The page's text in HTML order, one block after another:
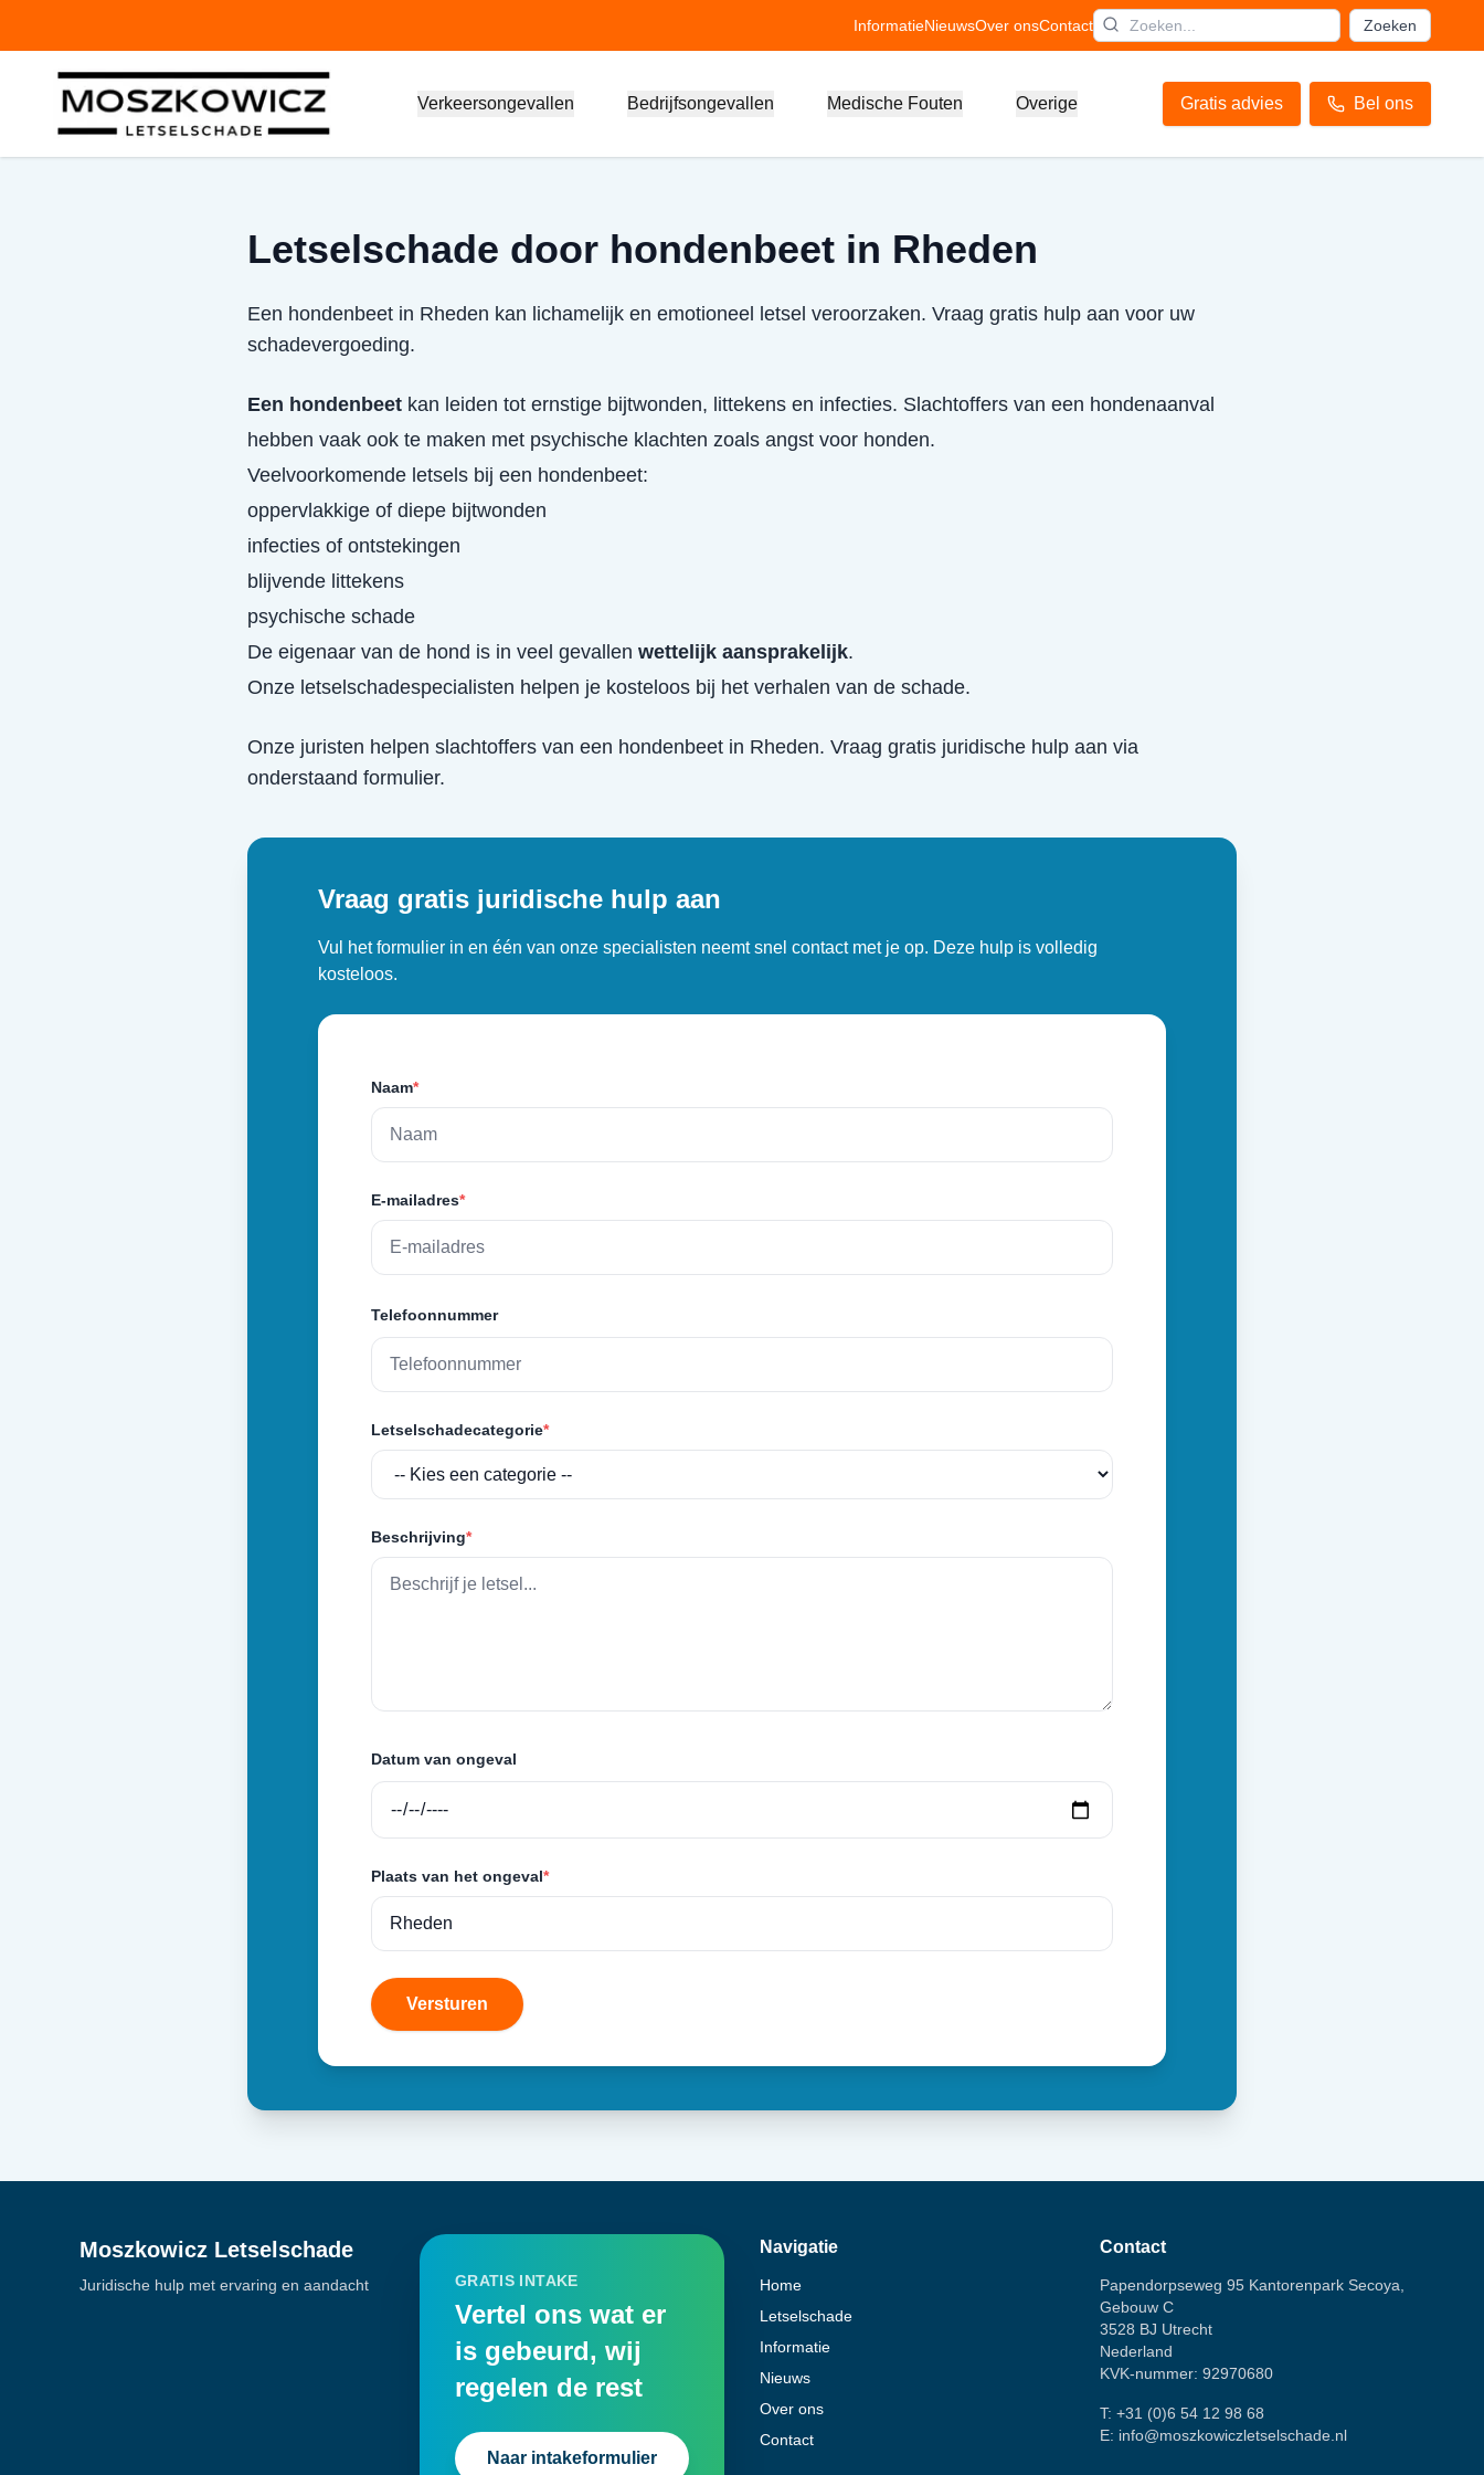
InformatieNieuwsOver onsContact Zoeken
Verkeersongevallen Bedrijfsongevallen Medische Fouten Overige Gratis advies Bel ons
Letselschade door hondenbeet in Rheden
Een hondenbeet in Rheden kan lichamelijk en emotioneel letsel veroorzaken. Vraag gratis hulp aan voor uw
schadevergoeding.
Een hondenbeet kan leiden tot ernstige bijtwonden, littekens en infecties. Slachtoffers van een hondenaanval
hebben vaak ook te maken met psychische klachten zoals angst voor honden.
Veelvoorkomende letsels bij een hondenbeet:
oppervlakkige of diepe bijtwonden
infecties of ontstekingen
blijvende littekens
psychische schade
De eigenaar van de hond is in veel gevallen wettelijk aansprakelijk.
Onze letselschadespecialisten helpen je kosteloos bij het verhalen van de schade.
Onze juristen helpen slachtoffers van een hondenbeet in Rheden. Vraag gratis juridische hulp aan via
onderstaand formulier.
Vraag gratis juridische hulp aan
Vul het formulier in en één van onze specialisten neemt snel contact met je op. Deze hulp is volledig
kosteloos.
Naam*
E-mailadres*
Telefoonnummer
Letselschadecategorie*
Beschrijving*
Datum van ongeval
Plaats van het ongeval*
Versturen
Moszkowicz Letselschade
Juridische hulp met ervaring en aandacht GRATIS INTAKE
Vertel ons wat er
is gebeurd, wij
regelen de rest
Naar intakeformulier
Navigatie
Home
Letselschade
Informatie
Nieuws
Over ons
Contact
Contact
Papendorpseweg 95 Kantorenpark Secoya,
Gebouw C
3528 BJ Utrecht
Nederland
KVK-nummer: 92970680
T: +31 (0)6 54 12 98 68
E: info@moszkowiczletselschade.nl